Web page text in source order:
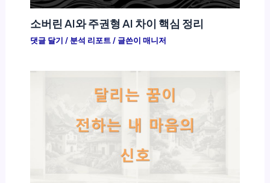
소버린 AI와 주권형 AI 차이 핵심 정리
댓글 달기 / 분석 리포트/ 글쓴이 매니저